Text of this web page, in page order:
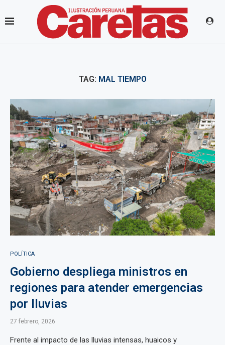
TAG: MAL TIEMPO
POLÍTICA
Gobierno despliega ministros en
regiones para atender emergencias
por lluvias
27 febrero, 2026
Frente al impacto de las lluvias intensas, huaicos y